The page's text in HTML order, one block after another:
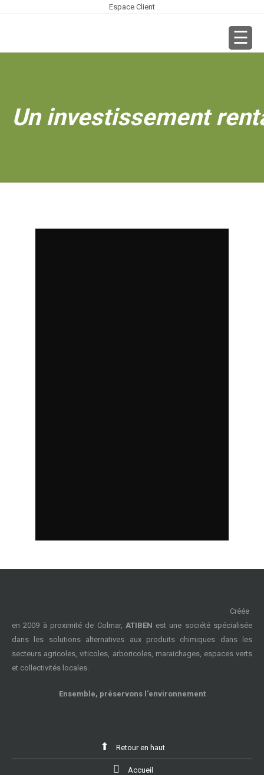
Espace Client
Un investissement
Créée
en 2009 à proximité de Colmar, ATIBEN est une société spécialisée
dans les solutions alternatives aux produits chimiques dans les
secteurs agricoles, viticoles, arboricoles, maraichages, espaces verts
et collectivités locales.
Ensemble, préservons l'environnement
Retour en haut
Accueil